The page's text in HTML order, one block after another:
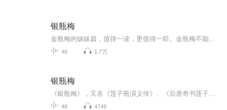
银瓶梅
46 1.7万
银瓶梅
46 4749